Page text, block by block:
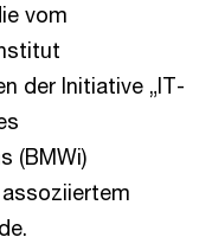
vom
der Initiative „IT-
(BMWi)